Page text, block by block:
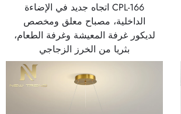
CPL-166 اتجاه جديد في الإضاءة
الداخلية، مصباح معلق ومخصص
لديكور غرفة المعيشة وغرفة الطعام،
بثريا من الخرز الزجاجي